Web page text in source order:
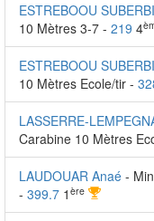
ESTREBOOU
10 Mètres 3-7 - 219 4
ESTREBOOU
10 Mètres Ecole/tir -
LASSERRE-
Carabine 10 Mètres
LAUDOUAR Anaé -
- 399.7 1 ère